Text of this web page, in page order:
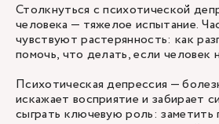
Столкнуться с психотической
человека — тяжелое испытание.
чувствуют растерянность: как
помочь, что делать, если человек
Психотическая депрессия —
искажает восприятие и забирает
сыграть ключевую роль: